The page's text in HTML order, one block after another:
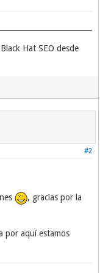
Hat SEO desde
#2
, gracias por la
por aquí estamos